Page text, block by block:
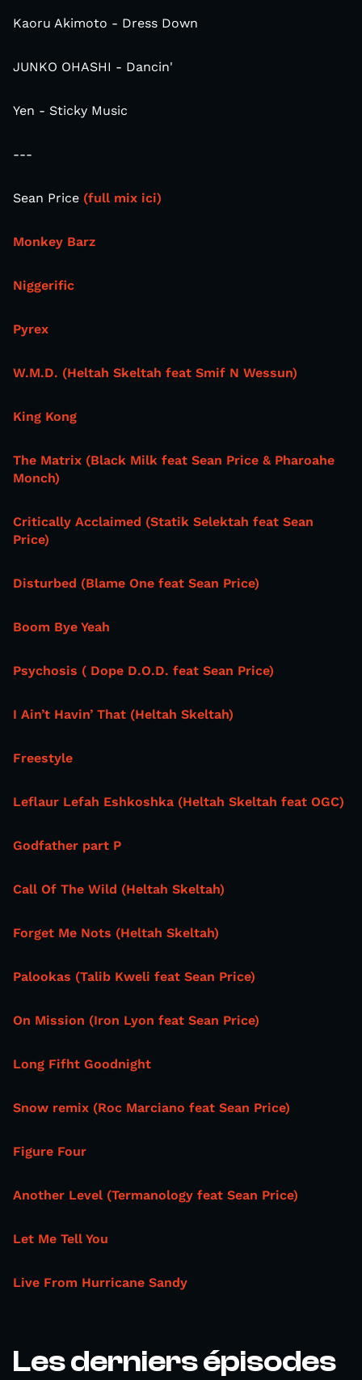
Kaoru Akimoto - Dress Down
JUNKO OHASHI - Dancin'
Yen - Sticky Music
---
Sean Price (full mix ici)
Monkey Barz
Niggerific
Pyrex
W.M.D. (Heltah Skeltah feat Smif N Wessun)
King Kong
The Matrix (Black Milk feat Sean Price & Pharoahe
Monch)
Critically Acclaimed (Statik Selektah feat Sean
Price)
Disturbed (Blame One feat Sean Price)
Boom Bye Yeah
Psychosis ( Dope D.O.D. feat Sean Price)
I Ain’t Havin’ That (Heltah Skeltah)
Freestyle
Leflaur Lefah Eshkoshka (Heltah Skeltah feat OGC)
Godfather part P
Call Of The Wild (Heltah Skeltah)
Forget Me Nots (Heltah Skeltah)
Palookas (Talib Kweli feat Sean Price)
On Mission (Iron Lyon feat Sean Price)
Long Fifht Goodnight
Snow remix (Roc Marciano feat Sean Price)
Figure Four
Another Level (Termanology feat Sean Price)
Let Me Tell You
Live From Hurricane Sandy
Les derniers épisodes